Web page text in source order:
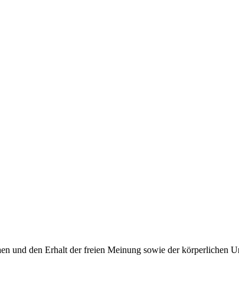
und den Erhalt der freien Meinung sowie der körperlichen